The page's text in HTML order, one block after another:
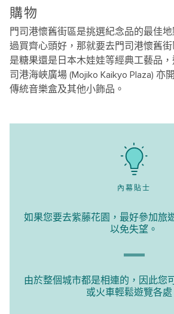
購物
門司港懷舊街區是挑選紀念品的最佳
過買齊心頭好，那就要去門司港懷舊
是糖果還是日本木娃娃等經典工藝品
司港海峽廣場 (Mojiko Kaikyo Plaza) 亦
傳統音樂盒及其他小飾品。
內幕貼士
如果您要去紫藤花園，最好參加旅
以免失望。
由於整個城市都是相連的，因此您
或火車輕鬆遊覽各處